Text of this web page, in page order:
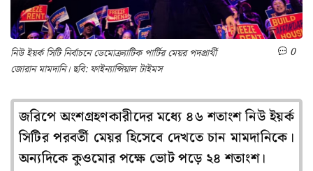
নিউ ইয়র্ক সিটি নির্বাচনে ডেমোক্র্যাটিক পার্টির মেয়র পদপ্রার্থী
জোরান মামদানি। ছবি: ফাইন্যান্সিয়াল টাইমস
0
জরিপে অংশগ্রহণকারীদের মধ্যে ৪৬ শতাংশ নিউ ইয়র্ক
সিটির পরবর্তী মেয়র হিসেবে দেখতে চান মামদানিকে।
অন্যদিকে কুওমোর পক্ষে ভোট পড়ে ২৪ শতাংশ।